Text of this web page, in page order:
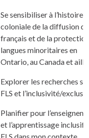
Se sensibiliser à l’histoire
coloniale de la diffusion du
français et de la
langues minoritaires en
Ontario, au Canada et
Explorer les recherches
FLS et l’inclusivité/
Planifier pour
et l’apprentissage
FLS dans mon contexte.